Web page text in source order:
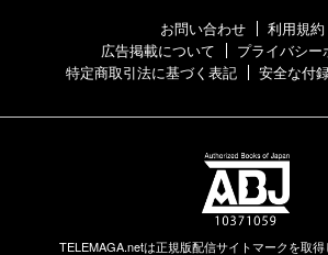
お問い合わせ
利用規約
広告掲載について
プライバシー
特定商取引法に基づく表記
安全な付
TELEMAGA.netは正規版配信サイトマークを取得